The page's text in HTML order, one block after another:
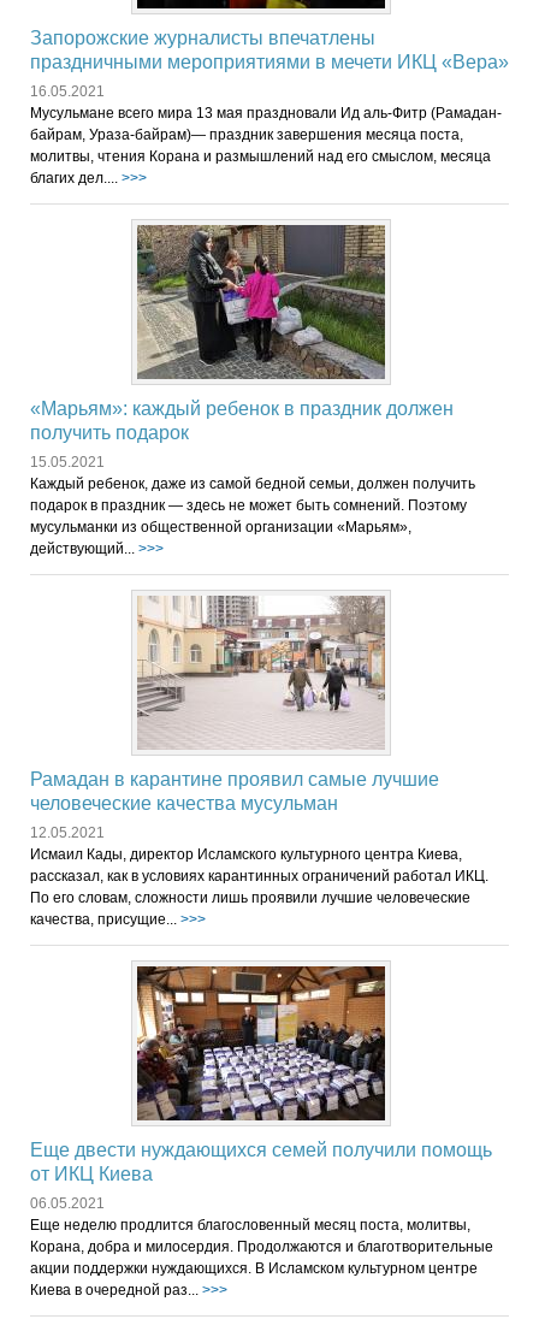
Запорожские журналисты впечатлены
праздничными мероприятиями в мечети ИКЦ «Вера»
16.05.2021
Мусульмане всего мира 13 мая праздновали Ид аль-Фитр (Рамадан-
байрам, Ураза-байрам)— праздник завершения месяца поста,
молитвы, чтения Корана и размышлений над его смыслом, месяца
благих дел.... >>>
«Марьям»: каждый ребенок в праздник должен
получить подарок
15.05.2021
Каждый ребенок, даже из самой бедной семьи, должен получить
подарок в праздник — здесь не может быть сомнений. Поэтому
мусульманки из общественной организации «Марьям»,
действующий... >>>
Рамадан в карантине проявил самые лучшие
человеческие качества мусульман
12.05.2021
Исмаил Кады, директор Исламского культурного центра Киева,
рассказал, как в условиях карантинных ограничений работал ИКЦ.
По его словам, сложности лишь проявили лучшие человеческие
качества, присущие... >>>
Еще двести нуждающихся семей получили помощь
от ИКЦ Киева
06.05.2021
Еще неделю продлится благословенный месяц поста, молитвы,
Корана, добра и милосердия. Продолжаются и благотворительные
акции поддержки нуждающихся. В Исламском культурном центре
Киева в очередной раз... >>>